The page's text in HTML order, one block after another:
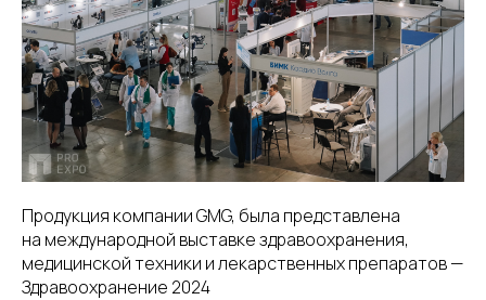
Продукция компании GMG, была представлена
на международной выставке здравоохранения,
медицинской техники и лекарственных препаратов —
Здравоохранение 2024